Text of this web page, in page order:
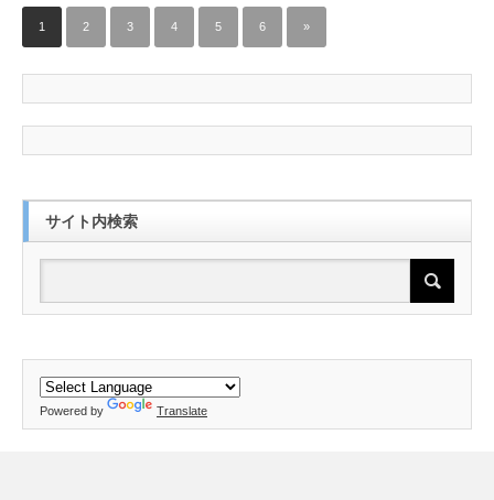
1 2 3 4 5 6 »
サイト内検索
Powered by Translate